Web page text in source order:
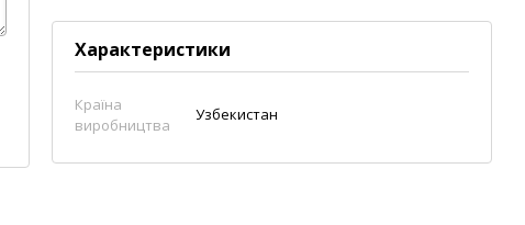
Характеристики
Країна
виробництва
Узбекистан